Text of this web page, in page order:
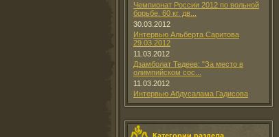
Чемпионат России 2012 по вольной
борьбе. 60 кг. дв...
30.03.2012
Интервью Альберта Саритова
29.03.2012
11.03.2012
Дзамболат Тедеев: "За место в
олимпийском сос...
11.03.2012
Интервью Абдусалама Гадисова